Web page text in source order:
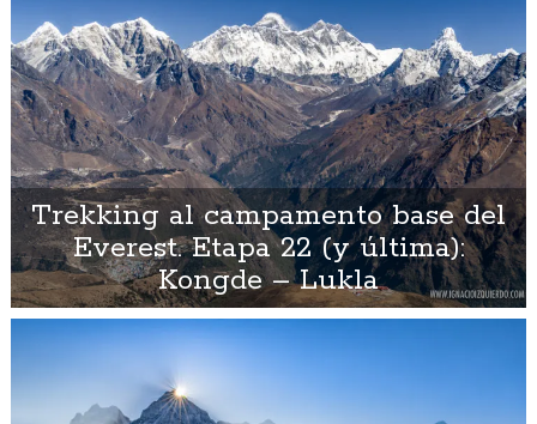
Trekking al campamento base del
Everest. Etapa 22 (y última):
Kongde – Lukla